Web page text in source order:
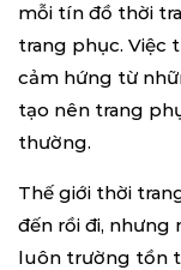
mỗi tín đồ thời
trang phục. Việc
cảm hứng từ
tạo nên trang
thường.
Thế giới thời
đến rồi đi,
luôn trường tồn